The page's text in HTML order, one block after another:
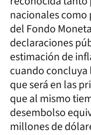
nacionales
del Fondo
declaraciones
estimación de
cuando
que será en las
que al mismo
desembolso
millones de